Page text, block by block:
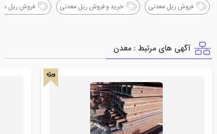
فروش ریل معدنی خرید و فروش ریل معدنی فروش ریل
آگهی های مرتبط : معدن
ویژه